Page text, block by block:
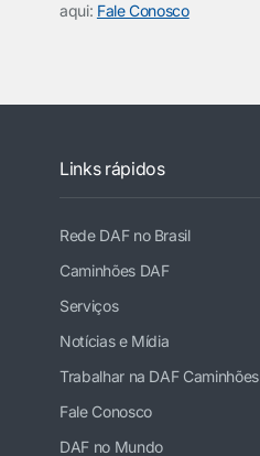
aqui: Fale Conosco
Links rápidos
Rede DAF no Brasil
Caminhões DAF
Serviços
Notícias e Mídia
Trabalhar na DAF Caminhões
Fale Conosco
DAF no Mundo